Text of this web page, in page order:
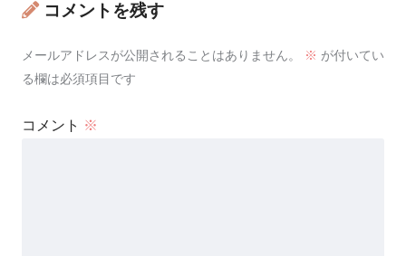
コメントを残す
メールアドレスが公開されることはありません。 ※ が付いてい
る欄は必須項目です
コメント ※